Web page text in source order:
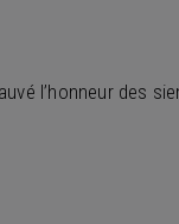
l’honneur des